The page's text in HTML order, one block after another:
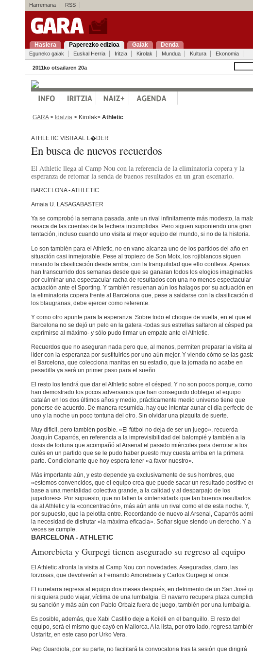
Harremana RSS
Hasiera Paperezko edizioa Gaiak Denda
Eguneko gaiak Euskal Herria Iritzia Kirolak Mundua Kultura Ekonomia
2011ko otsailaren 20a
GARA> Idatzia > Kirolak> Athletic
ATHLETIC VISITA AL L�DER
En busca de nuevos recuerdos
El Athletic llega al Camp Nou con la referencia de la eliminatoria copera y la
esperanza de retomar la senda de buenos resultados en un gran escenario.
BARCELONA - ATHLETIC
Amaia U. LASAGABASTER
Ya se comprobó la semana pasada, ante un rival infinitamente más modesto, la
resaca de las cuentas de la lechera incumplidas. Pero siguen suponiendo una gran
tentación, incluso cuando uno visita al mejor equipo del mundo, si no de la historia.
Lo son también para el Athletic, no en vano alcanza uno de los partidos del año en
situación casi inmejorable. Pese al tropiezo de Son Moix, los rojiblancos siguen
mirando la clasificación desde arriba, con la tranquilidad que ello conlleva. Apenas
han transcurrido dos semanas desde que se ganaran todos los elogios imaginables
por culminar una espectacular racha de resultados con una no menos espectacular
actuación ante el Sporting. Y también resuenan aún los halagos por su actuación en
la eliminatoria copera frente al Barcelona que, pese a saldarse con la clasificación
los blaugranas, debe ejercer como referente.
Y como otro apunte para la esperanza. Sobre todo el choque de vuelta, en el que el
Barcelona no se dejó un pelo en la gatera -todas sus estrellas saltaron al césped
exprimirse al máximo- y sólo pudo firmar un empate ante el Athletic.
Recuerdos que no aseguran nada pero que, al menos, permiten preparar la visita al
líder con la esperanza por sustituirlos por uno aún mejor. Y viendo cómo se las
el Barcelona, que colecciona manitas en su estadio, que la jornada no acabe en
pesadilla ya será un primer paso para el sueño.
El resto los tendrá que dar el Athletic sobre el césped. Y no son pocos porque, como
han demostrado los pocos adversarios que han conseguido doblegar al equipo
catalán en los dos últimos años y medio, prácticamente medio universo tiene que
ponerse de acuerdo. De manera resumida, hay que intentar aunar el día perfecto de
uno y la noche un poco tontuna del otro. Sin olvidar una pizquita de suerte.
Muy difícil, pero también posible. «El fútbol no deja de ser un juego», recuerda
Joaquín Caparrós, en referencia a la imprevisibilidad del balompié y también a la
dosis de fortuna que acompañó al Arsenal el pasado miércoles para derrotar a los
culés en un partido que se le pudo haber puesto muy cuesta arriba en la primera
parte. Condicionante que hoy espera tener «a favor nuestro».
Más importante aún, y esto depende ya exclusivamente de sus hombres, que
«estemos convencidos, que el equipo crea que puede sacar un resultado positivo
base a una mentalidad colectiva grande, a la calidad y al desparpajo de los
jugadores». Por supuesto, que no falten la «intensidad» que tan buenos resultados
da al Athletic y la «concentración», más aún ante un rival como el de esta noche. Y,
por supuesto, que la pelotita entre. Recordando de nuevo al Arsenal, Caparrós
la necesidad de disfrutar «la máxima eficacia». Soñar sigue siendo un derecho. Y a
veces se cumple.
BARCELONA - ATHLETIC
Amorebieta y Gurpegi tienen asegurado su regreso al equipo
El Athletic afronta la visita al Camp Nou con novedades. Aseguradas, claro, las
forzosas, que devolverán a Fernando Amorebieta y Carlos Gurpegi al once.
El iurretarra regresa al equipo dos meses después, en detrimento de un San José
ni siquiera pudo viajar, víctima de una lumbalgia. El navarro recupera plaza
su sanción y más aún con Pablo Orbaiz fuera de juego, también por una lumbalgia.
Es posible, además, que Xabi Castillo deje a Koikili en el banquillo. El resto del
equipo, será el mismo que cayó en Mallorca. A la lista, por otro lado, regresa
Ustaritz, en este caso por Urko Vera.
Pep Guardiola, por su parte, no facilitará la convocatoria tras la sesión que dirigirá